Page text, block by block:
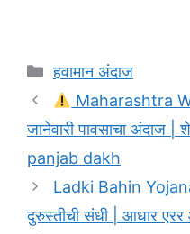
Categories
हवामान अंदाज
Maharashtra
जानेवारी पावसाचा अंदाज |
panjab dakh
Ladki Bahin
दुरुस्तीची संधी | आधार